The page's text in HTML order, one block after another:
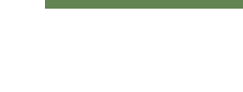
が生きる伝統と洋とが融合したお